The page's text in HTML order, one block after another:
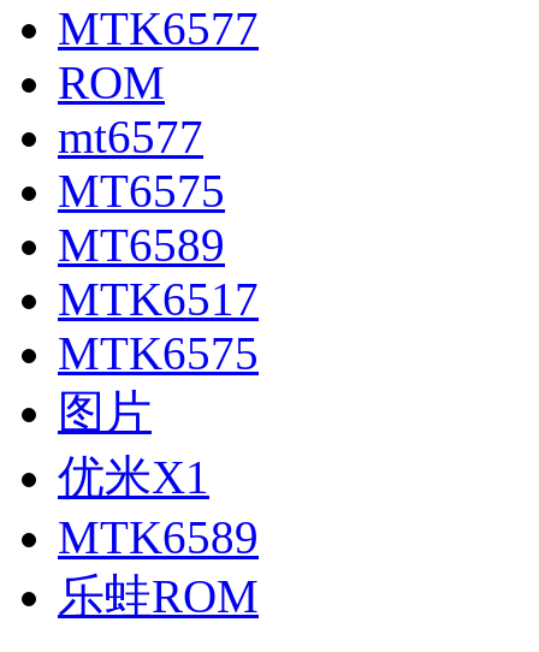
MTK6577
ROM
mt6577
MT6575
MT6589
MTK6517
MTK6575
图片
优米X1
MTK6589
乐蛙ROM